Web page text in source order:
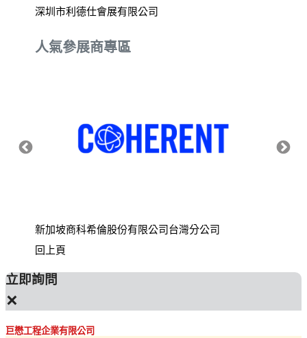
深圳市利德仕會展有限公司
人氣參展商專區
新加坡商科希倫股份有限公司台灣分公司
回上頁
立即詢問
×
巨懋工程企業有限公司